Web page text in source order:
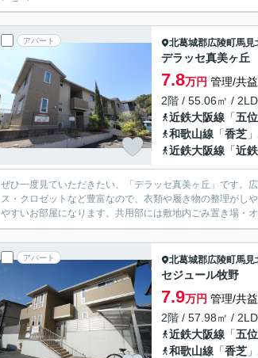
アパート 北葛城郡広陵町馬見
デラッセ真美ヶ丘
7.8万円 管理/共
2階 / 55.06㎡ /
近鉄大阪線 「五
和歌山線 「香芝
近鉄大阪線 「近
ぜひ一度見ていただきたい、「デラッセ真美ヶ丘」です。
ス・クロゼットなど豊富なので、衣類や履き物の整理がし
やすいお部屋になります。共用部には敷地内ごみ置き場・
アパート 北葛城郡広陵町馬見
セジュール牧野
7.9万円 管理/共
2階 / 57.98㎡ /
近鉄大阪線 「五
和歌山線 「香芝